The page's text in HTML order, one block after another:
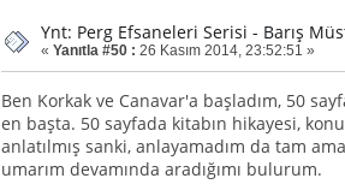
Ynt: Perg Efsaneleri Serisi - Barış
« Yanıtla #50 : 26 Kasım 2014, 23:52:51 »
Ben Korkak ve Canavar'a başladım, 50
en başta. 50 sayfada kitabın hikayesi,
anlatılmış sanki, anlayamadım da tam
umarım devamında aradığımı bulurum.